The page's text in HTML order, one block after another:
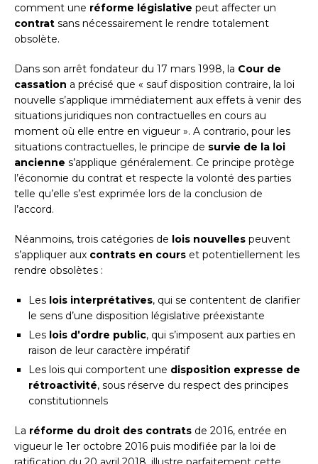
comment une réforme législative peut affecter un
contrat sans nécessairement le rendre totalement
obsolète.
Dans son arrêt fondateur du 17 mars 1998, la Cour de
cassation a précisé que « sauf disposition contraire, la loi
nouvelle s’applique immédiatement aux effets à venir des
situations juridiques non contractuelles en cours au
moment où elle entre en vigueur ». A contrario, pour les
situations contractuelles, le principe de survie de la loi
ancienne s’applique généralement. Ce principe protège
l’économie du contrat et respecte la volonté des parties
telle qu’elle s’est exprimée lors de la conclusion de
l’accord.
Néanmoins, trois catégories de lois nouvelles peuvent
s’appliquer aux contrats en cours et potentiellement les
rendre obsolètes :
Les lois interprétatives, qui se contentent de clarifier
le sens d’une disposition législative préexistante
Les lois d’ordre public, qui s’imposent aux parties en
raison de leur caractère impératif
Les lois qui comportent une disposition expresse de
rétroactivité, sous réserve du respect des principes
constitutionnels
La réforme du droit des contrats de 2016, entrée en
vigueur le 1er octobre 2016 puis modifiée par la loi de